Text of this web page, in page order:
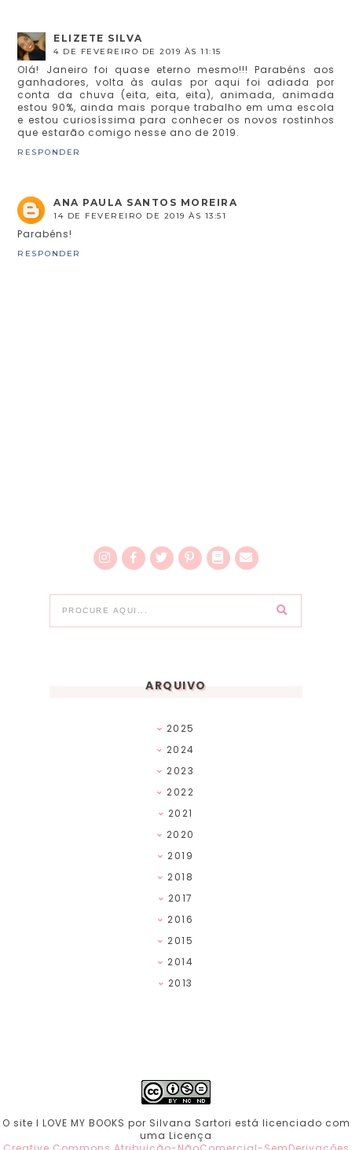
ELIZETE SILVA
4 DE FEVEREIRO DE 2019 ÀS 11:15
Olá! Janeiro foi quase eterno mesmo!!! Parabéns aos
ganhadores, volta às aulas por aqui foi adiada por
conta da chuva (eita, eita, eita), animada, animada
estou 90%, ainda mais porque trabalho em uma escola
e estou curiosíssima para conhecer os novos rostinhos
que estarão comigo nesse ano de 2019.
RESPONDER
ANA PAULA SANTOS MOREIRA
14 DE FEVEREIRO DE 2019 ÀS 13:51
Parabéns!
RESPONDER
ARQUIVO
2025
2024
2023
2022
2021
2020
2019
2018
2017
2016
2015
2014
2013
O site I LOVE MY BOOKS por Silvana Sartori está licenciado com
uma Licença